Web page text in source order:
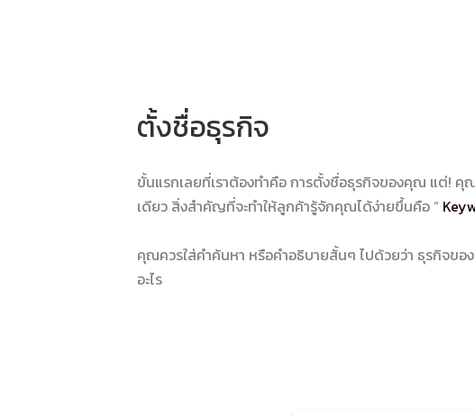
ตั้งชื่อธุรกิจ
ขั้นแรกเลยที่เราต้องทำคือ การตั้งชื่อธุรกิจของคุณ แต่!
เดียว สิ่งสำคัญที่จะทำให้ลูกค้ารู้จักคุณได้ง่ายขึ้นคือ “
คุณควรใส่คำค้นหา หรือคำอธิบายสั้นๆ ไปด้วยว่า ธุรกิจข
อะไร